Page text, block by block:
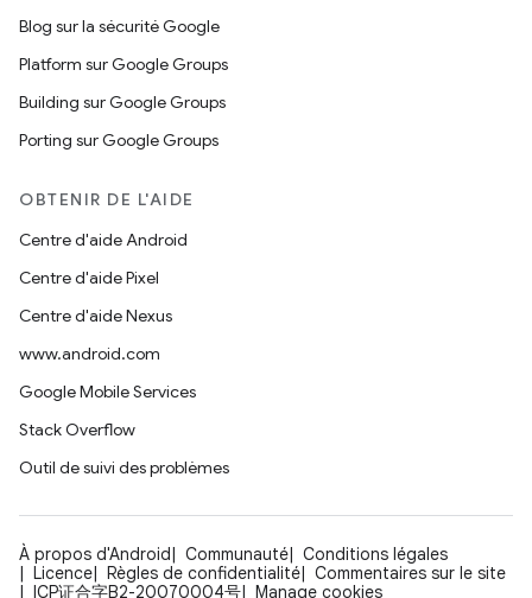
Blog sur la sécurité Google
Platform sur Google Groups
Building sur Google Groups
Porting sur Google Groups
OBTENIR DE L'AIDE
Centre d'aide Android
Centre d'aide Pixel
Centre d'aide Nexus
www.android.com
Google Mobile Services
Stack Overflow
Outil de suivi des problèmes
À propos d'Android Communauté
Conditions légales
Licence
Règles de confidentialité
Commentaires sur le site
ICP证合字B2-20070004号
Manage cookies